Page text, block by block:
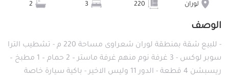
لوران
الوصف
- للبيع شقة بمنطقة لوران شعراوى مساحة 220 م - تشطيب الترا
سوبر لوكس - 3 غرفة نوم منهم غرفة ماستر – 2 حمام – 1 مطبخ –
ريسبشن 4 قطعة - الدور 11 وليس الاخير - باكية سيارة خاصة